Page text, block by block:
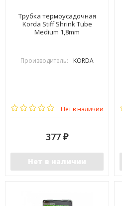
Трубка термоусадочная
Korda Stiff Shrink Tube
Medium 1,8mm
Производитель: KORDA
Нет в наличии
377 ₽
Нет в наличии